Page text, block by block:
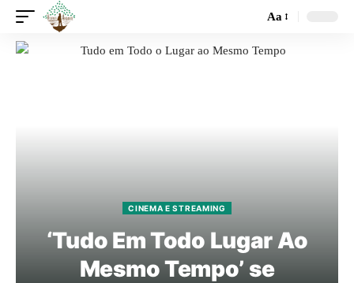
Aa
CINEMA E STREAMING
‘Tudo Em Todo Lugar Ao
Mesmo Tempo’ se